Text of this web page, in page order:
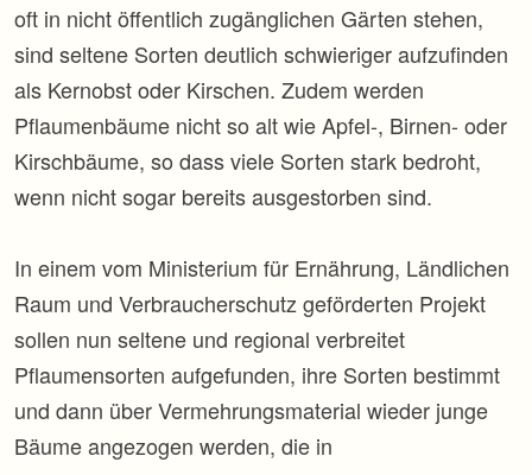
oft in nicht öffentlich zugänglichen Gärten stehen,
sind seltene Sorten deutlich schwieriger aufzufinden
als Kernobst oder Kirschen. Zudem werden
Pflaumenbäume nicht so alt wie Apfel-, Birnen- oder
Kirschbäume, so dass viele Sorten stark bedroht,
wenn nicht sogar bereits ausgestorben sind.
In einem vom Ministerium für Ernährung, Ländlichen
Raum und Verbraucherschutz geförderten Projekt
sollen nun seltene und regional verbreitet
Pflaumensorten aufgefunden, ihre Sorten bestimmt
und dann über Vermehrungsmaterial wieder junge
Bäume angezogen werden, die in